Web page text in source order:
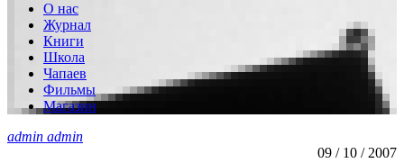
О нас
Журнал
Книги
Школа
Чапаев
Фильмы
Магазин
admin admin
09 / 10 / 2007